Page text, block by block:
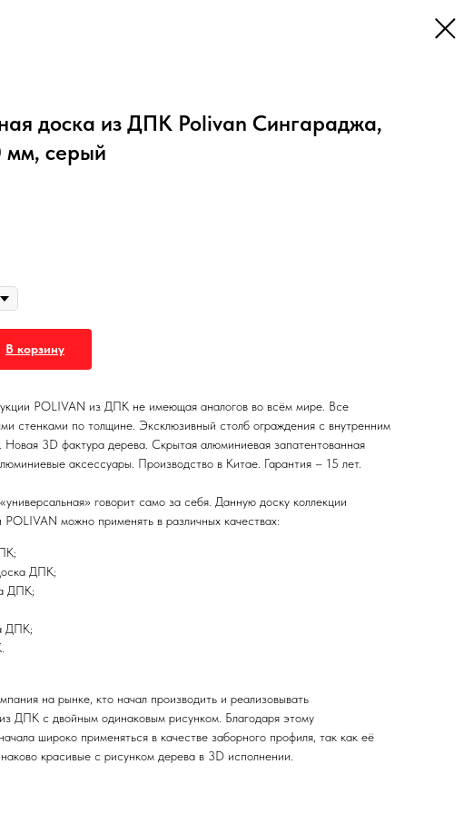
доска из ДПК Polivan Сингараджа,
мм, серый
В корзину
POLIVAN из ДПК не имеющая аналогов во всём мире. Все
стенками по толщине. Эксклюзивный столб ограждения с внутренним
3D фактура дерева. Скрытая алюминиевая запатентованная
аксессуары. Производство в Китае. Гарантия – 15 лет.
говорит само за себя. Данную доску коллекции
можно применять в различных качествах:
ДПК;
ДПК;
ДПК;
на рынке, кто начал производить и реализовывать
ДПК с двойным одинаковым рисунком. Благодаря этому
широко применяться в качестве заборного профиля, так как её
красивые с рисунком дерева в 3D исполнении.